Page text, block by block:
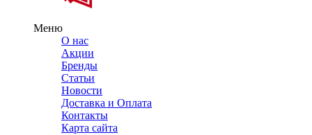
Меню
О нас
Акции
Бренды
Статьи
Новости
Доставка и Оплата
Контакты
Карта сайта